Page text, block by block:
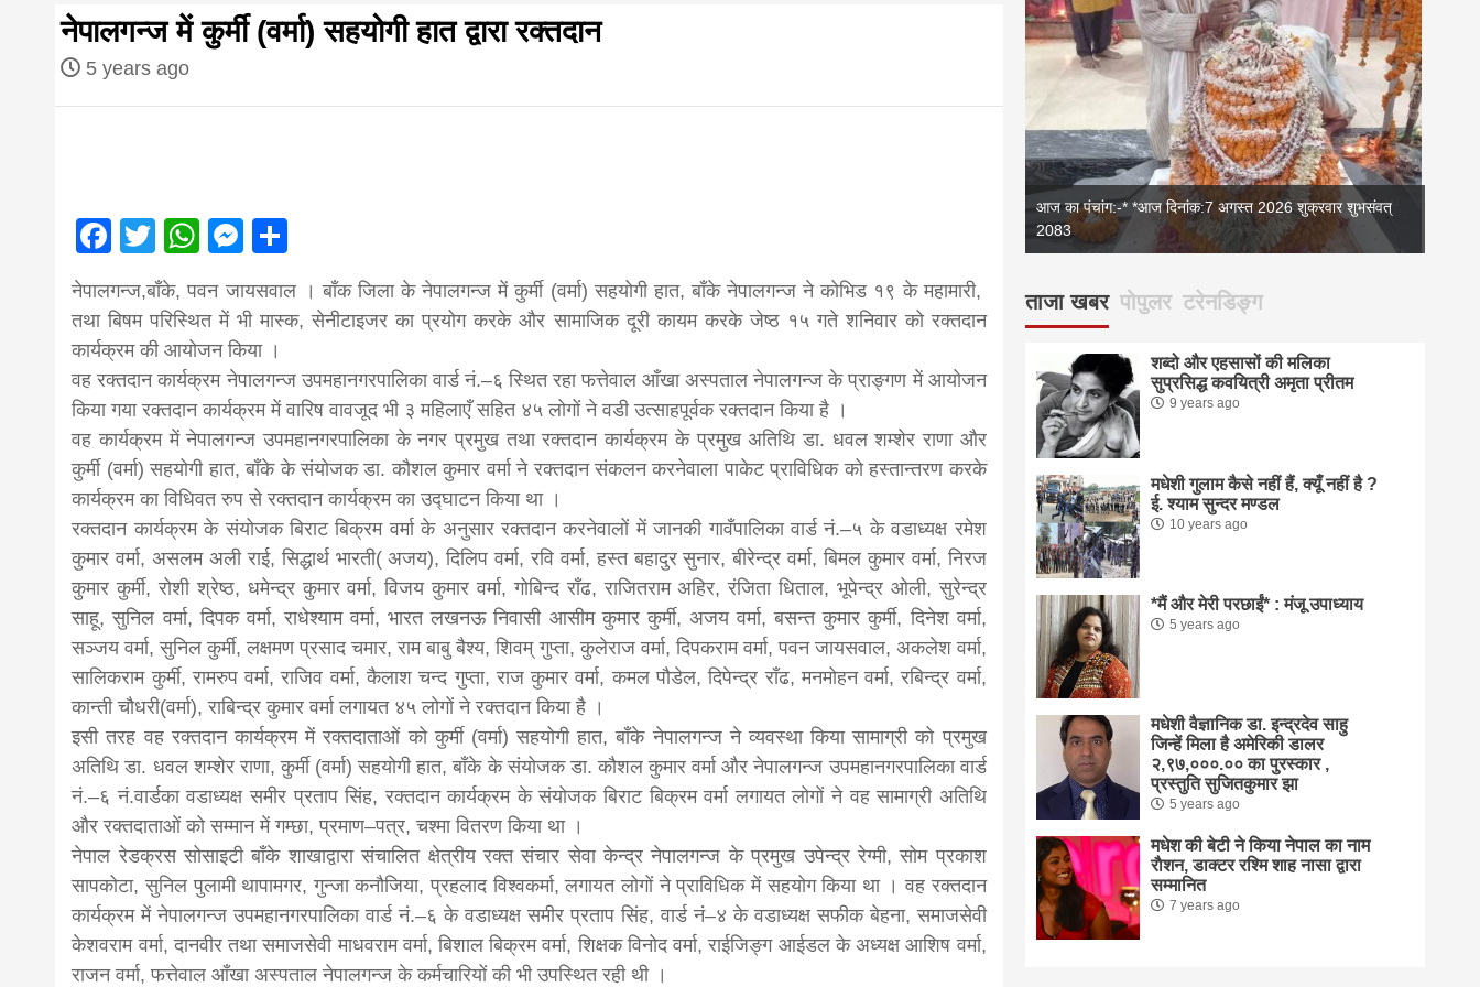
first hindi
magazine of
news in hindi
from
Nepal,madhesh
news,financial
news,loan,bank
news, madhesh
khabar
नेपालगन्ज में कुर्मी (वर्मा) सहयोगी हात द्वारा रक्तदान
5 years ago
Facebook
TwitterWhatsApp
Messenger
नेपालगन्ज,बाँके, पवन जायसवाल । बाँक जिला के नेपालगन्ज में कुर्मी (वर्मा) सहयोगी हात, बाँके नेपालगन्ज ने कोभिड १९ के महामारी,
तथा बिषम परिस्थित में भी मास्क, सेनीटाइजर का प्रयोग करके और सामाजिक दूरी कायम करके जेष्ठ १५ गते शनिवार को रक्तदान
कार्यक्रम की आयोजन किया ।
वह रक्तदान कार्यक्रम नेपालगन्ज उपमहानगरपालिका वार्ड नं.–६ स्थित रहा फत्तेवाल आँखा अस्पताल नेपालगन्ज के प्राङ्गण में आयोजन
किया गया रक्तदान कार्यक्रम में वारिष वावजूद भी ३ महिलाएँ सहित ४५ लोगों ने वडी उत्साहपूर्वक रक्तदान किया है ।
वह कार्यक्रम में नेपालगन्ज उपमहानगरपालिका के नगर प्रमुख तथा रक्तदान कार्यक्रम के प्रमुख अतिथि डा. धवल शम्शेर राणा और
कुर्मी (वर्मा) सहयोगी हात, बाँके के संयोजक डा. कौशल कुमार वर्मा ने रक्तदान संकलन करनेवाला पाकेट प्राविधिक को हस्तान्तरण करके
कार्यक्रम का विधिवत रुप से रक्तदान कार्यक्रम का उद्घाटन किया था ।
रक्तदान कार्यक्रम के संयोजक बिराट बिक्रम वर्मा के अनुसार रक्तदान करनेवालों में जानकी गावँपालिका वार्ड नं.–५ के वडाध्यक्ष रमेश
कुमार वर्मा, असलम अली राई, सिद्धार्थ भारती( अजय), दिलिप वर्मा, रवि वर्मा, हस्त बहादुर सुनार, बीरेन्द्र वर्मा, बिमल कुमार वर्मा, निरज
कुमार कुर्मी, रोशी श्रेष्ठ, धमेन्द्र कुमार वर्मा, विजय कुमार वर्मा, गोबिन्द राँढ, राजितराम अहिर, रंजिता धिताल, भूपेन्द्र ओली, सुरेन्द्र
साहू, सुनिल वर्मा, दिपक वर्मा, राधेश्याम वर्मा, भारत लखनऊ निवासी आसीम कुमार कुर्मी, अजय वर्मा, बसन्त कुमार कुर्मी, दिनेश वर्मा,
सञ्जय वर्मा, सुनिल कुर्मी, लक्षमण प्रसाद चमार, राम बाबु बैश्य, शिवम् गुप्ता, कुलेराज वर्मा, दिपकराम वर्मा, पवन जायसवाल, अकलेश वर्मा,
सालिकराम कुर्मी, रामरुप वर्मा, राजिव वर्मा, कैलाश चन्द गुप्ता, राज कुमार वर्मा, कमल पौडेल, दिपेन्द्र राँढ, मनमोहन वर्मा, रबिन्द्र वर्मा,
कान्ती चौधरी(वर्मा), राबिन्द्र कुमार वर्मा लगायत ४५ लोगों ने रक्तदान किया है ।
इसी तरह वह रक्तदान कार्यक्रम में रक्तदाताओं को कुर्मी (वर्मा) सहयोगी हात, बाँके नेपालगन्ज ने व्यवस्था किया सामाग्री को प्रमुख
अतिथि डा. धवल शम्शेर राणा, कुर्मी (वर्मा) सहयोगी हात, बाँके के संयोजक डा. कौशल कुमार वर्मा और नेपालगन्ज उपमहानगरपालिका वार्ड
नं.–६ नं.वार्डका वडाध्यक्ष समीर प्रताप सिंह, रक्तदान कार्यक्रम के संयोजक बिराट बिक्रम वर्मा लगायत लोगों ने वह सामाग्री अतिथि
और रक्तदाताओं को सम्मान में गम्छा, प्रमाण–पत्र, चश्मा वितरण किया था ।
नेपाल रेडक्रस सोसाइटी बाँके शाखाद्वारा संचालित क्षेत्रीय रक्त संचार सेवा केन्द्र नेपालगन्ज के प्रमुख उपेन्द्र रेग्मी, सोम प्रकाश
सापकोटा, सुनिल पुलामी थापामगर, गुन्जा कनौजिया, प्रहलाद विश्वकर्मा, लगायत लोगों ने प्राविधिक में सहयोग किया था । वह रक्तदान
कार्यक्रम में नेपालगन्ज उपमहानगरपालिका वार्ड नं.–६ के वडाध्यक्ष समीर प्रताप सिंह, वार्ड नंं–४ के वडाध्यक्ष सफीक बेहना, समाजसेवी
केशवराम वर्मा, दानवीर तथा समाजसेवी माधवराम वर्मा, बिशाल बिक्रम वर्मा, शिक्षक विनोद वर्मा, राईजिङ्ग आईडल के अध्यक्ष आशिष वर्मा,
राजन वर्मा, फत्तेवाल आँखा अस्पताल नेपालगन्ज के कर्मचारियों की भी उपस्थित रही थी ।
आज का पंचांग: आज दिनांक 4 अगस्त 2026 मंगलवार शुभसंवत् 2083
आज का पंचांग:-* *आज दिनांक:7 अगस्त 2026 शुक्रवार शुभसंवत्
2083
ताजा खबर पोपुलर टरेनडिङ्ग
शब्दो और एहसासों की मलिका
सुप्रसिद्ध कवयित्री अमृता प्रीतम
9 years ago
मधेशी गुलाम कैसे नहीं हैं, क्यूँ नहीं है ?
ई. श्याम सुन्दर मण्डल
10 years ago
*मैं और मेरी परछाईं* : मंजू उपाध्याय
5 years ago
मधेशी वैज्ञानिक डा. इन्द्रदेव साहु
जिन्हें मिला है अमेरिकी डालर
२,९७,०००.०० का पुरस्कार ,
प्रस्तुति सुजितकुमार झा
5 years ago
मधेश की बेटी ने किया नेपाल का नाम
राैशन, डाक्टर रश्मि शाह नासा द्वारा
सम्मानित
7 years ago